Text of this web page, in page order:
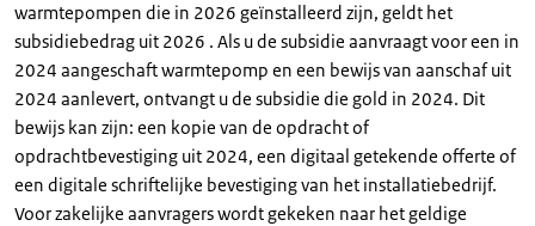
warmtepompen die in 2026 geïnstalleerd zijn, geldt het
subsidiebedrag uit 2026 . Als u de subsidie aanvraagt voor een in
2024 aangeschaft warmtepomp en een bewijs van aanschaf uit
2024 aanlevert, ontvangt u de subsidie die gold in 2024. Dit
bewijs kan zijn: een kopie van de opdracht of
opdrachtbevestiging uit 2024, een digitaal getekende offerte of
een digitale schriftelijke bevestiging van het installatiebedrijf.
Voor zakelijke aanvragers wordt gekeken naar het geldige